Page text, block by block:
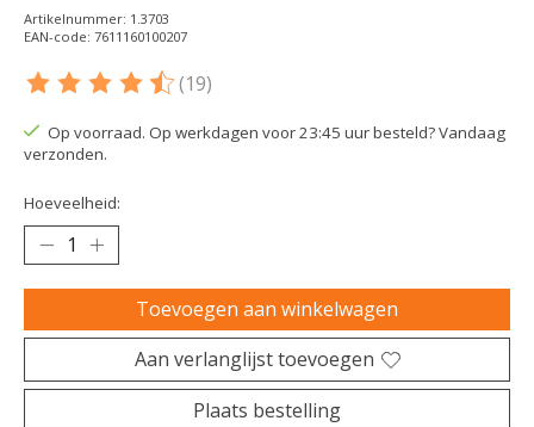
Artikelnummer: 1.3703
EAN-code: 7611160100207
De beoordeling van dit product is
(19)
Op voorraad. Op werkdagen voor 23:45 uur besteld? Vandaag
verzonden.
Hoeveelheid:
Toevoegen aan winkelwagen
Aan verlanglijst toevoegen
Plaats bestelling